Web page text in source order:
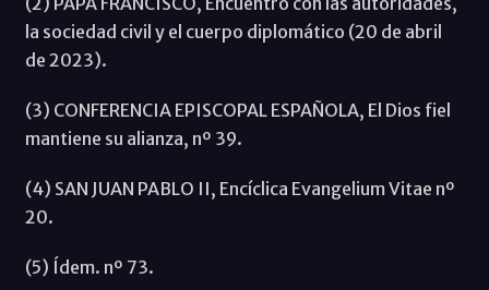
la sociedad civil y el cuerpo diplomático (20 de abril
de 2023).
(3) CONFERENCIA EPISCOPAL ESPAÑOLA, El Dios fiel
mantiene su alianza, nº 39.
(4) SAN JUAN PABLO II, Encíclica Evangelium Vitae nº
20.
(5) Ídem. nº 73.